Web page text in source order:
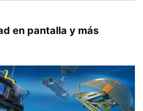
en pantalla y más